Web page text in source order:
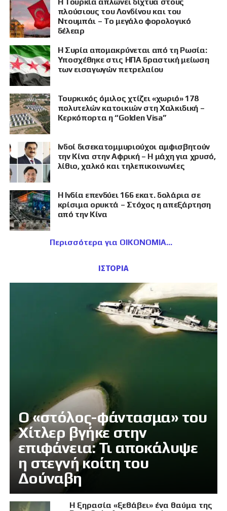
Η Τουρκία απλώνει δίχτυα στους
πλούσιους του Λονδίνου και του
Ντουμπάι – Το μεγάλο φορολογικό
δέλεαρ
Η Συρία απομακρύνεται από τη Ρωσία:
Υποσχέθηκε στις ΗΠΑ δραστική μείωση
των εισαγωγών πετρελαίου
Τουρκικός όμιλος χτίζει «χωριό» 178
πολυτελών κατοικιών στη Χαλκιδική –
Κερκόπορτα η “Golden Visa”
Ινδοί δισεκατομμυριούχοι αμφισβητούν
την Κίνα στην Αφρική – Η μάχη για χρυσό,
λίθιο, χαλκό και τηλεπικοινωνίες
Η Ινδία επενδύει 166 εκατ. δολάρια σε
κρίσιμα ορυκτά – Στόχος η απεξάρτηση
από την Κίνα
Περισσότερα για ΟΙΚΟΝΟΜΙΑ
ΙΣΤΟΡΙΑ
Ο «στόλος-φάντασμα» του
Χίτλερ βγήκε στην
επιφάνεια: Τι αποκάλυψε
η στεγνή κοίτη του
Δούναβη
Η ξηρασία «ξεθάβει» ένα θαύμα της